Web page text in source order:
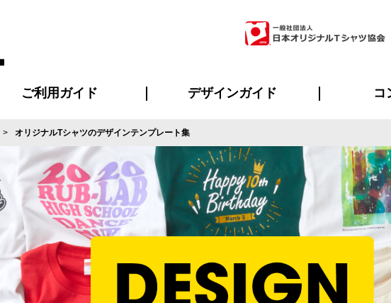
ポロシャツ パーカー・スウェット
セットアップ・ジャージ ツナギ スポー
キャップ・バンダナ グッズ全般 の
ご利用ガイド
ご利用ガイド
はじめての方へ
再注文の方へ
お支払い方法について
割引まとめページ
発送・特急サービスについて
版の保管期限について
マイページ会員のメリット
よくあるご質問
デザインガイド
デザイン入稿について
デザイン料について
デザインテンプレート集
デザインシミュレーター
書体一覧（フォント集）
プリント・加工一覧
コ
オリジナルTシャツのデザインテンプレート集